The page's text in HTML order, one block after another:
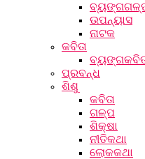
ଉପନ୍ୟାସ
ନାଟକ
କବିତା
ପ୍ରବନ୍ଧ
ଶିଶୁ
କବିତା
ଗଳ୍ପ
ଶିକ୍ଷା
ନୀତିକଥା
ଲୋକକଥା